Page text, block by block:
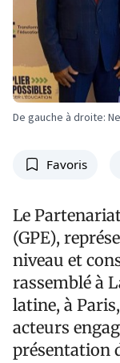
De gauche à droite:
Favoris
Le
(GPE),
niveau et
rassemblé à
latine, à
acteurs
présentation